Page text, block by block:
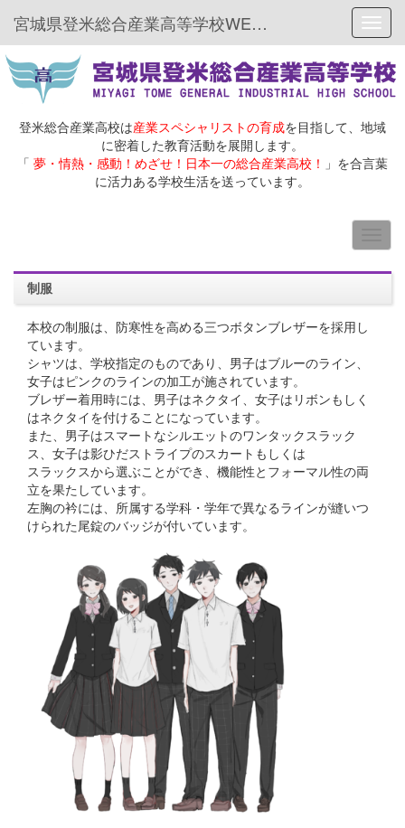
宮城県登米総合産業高等学校WEBサイト
登米総合産業高校は産業スペシャリストの育成を目指して、地域
に密着した教育活動を展開します。
「 夢・情熱・感動！めざせ！日本一の総合産業高校！ 」を合言葉
に活力ある学校生活を送っています。
制服
本校の制服は、防寒性を高める三つボタンブレザーを採用し
ています。
シャツは、学校指定のものであり、男子はブルーのライン、
女子はピンクのラインの加工が施されています。
ブレザー着用時には、男子はネクタイ、女子はリボンもしく
はネクタイを付けることになっています。
また、男子はスマートなシルエットのワンタックスラック
ス、女子は影ひだストライプのスカートもしくは
スラックスから選ぶことができ、機能性とフォーマル性の両
立を果たしています。
左胸の衿には、所属する学科・学年で異なるラインが縫いつ
けられた尾錠のバッジが付いています。